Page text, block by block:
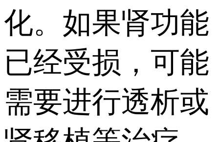
化。如果肾功能
已经受损，可能
需要进行透析或